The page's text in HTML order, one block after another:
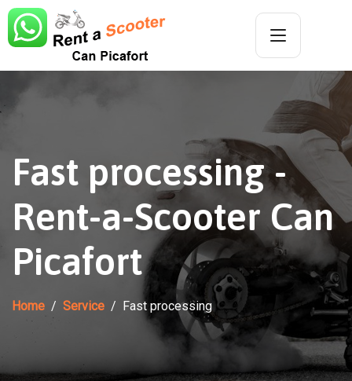
Fast processing -
Rent-a-Scooter Can
Picafort
Home Service Fast processing